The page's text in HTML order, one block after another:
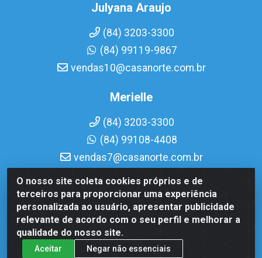
O nosso site coleta cookies próprios e de
terceiros para proporcionar uma experiência
personalizada ao usuário, apresentar publicidade
relevante de acordo com o seu perfil e melhorar a
qualidade do nosso site.
Aceitar Negar não essenciais
Julyana Araujo
(84) 3203-3300
(84) 99119-9867
vendas10@casanorte.com.br
Merielle
(84) 3203-3300
(84) 99108-4408
vendas7@casanorte.com.br
Casa Norte LTDA - Av. Interventor Mário Câmara, 1815 - Dix-
Sept Rosado, Natal/RN - CEP 59054-600 - CNPJ
08.713.513/0001-51